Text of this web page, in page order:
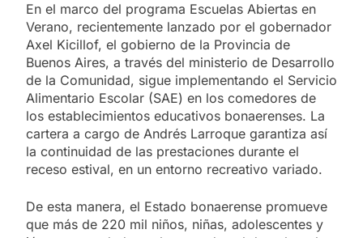
En el marco del programa Escuelas Abiertas en
Verano, recientemente lanzado por el gobernador
Axel Kicillof, el gobierno de la Provincia de
Buenos Aires, a través del ministerio de Desarrollo
de la Comunidad, sigue implementando el Servicio
Alimentario Escolar (SAE) en los comedores de
los establecimientos educativos bonaerenses. La
cartera a cargo de Andrés Larroque garantiza así
la continuidad de las prestaciones durante el
receso estival, en un entorno recreativo variado.
De esta manera, el Estado bonaerense promueve
que más de 220 mil niños, niñas, adolescentes y